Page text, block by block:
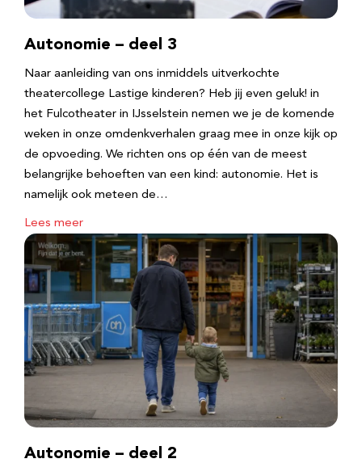
Autonomie – deel 3
Naar aanleiding van ons inmiddels uitverkochte
theatercollege Lastige kinderen? Heb jij even geluk! in
het Fulcotheater in IJsselstein nemen we je de komende
weken in onze omdenkverhalen graag mee in onze kijk op
de opvoeding. We richten ons op één van de meest
belangrijke behoeften van een kind: autonomie. Het is
namelijk ook meteen de…
Lees meer
Autonomie – deel 2